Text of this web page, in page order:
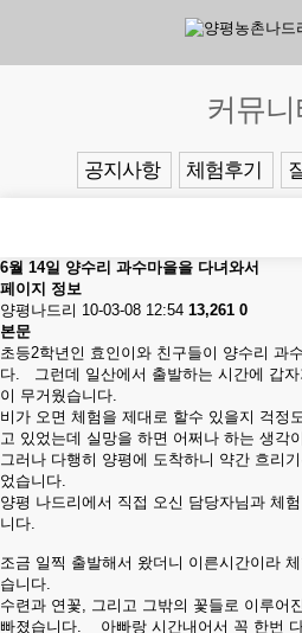
커뮤니
공지사항 체험후기
6월 14일 양수리 과수마을을 다녀와서
페이지 정보
양평나드리 10-03-08 12:54 13,261 0
본문
초등2학년인 효인이와 친구들이 양수리 과
다. 그런데 일산에서 출발하는 시간에 갑
이 무거웠습니다.
비가 오면 체험을 제대로 할수 있을지 걱정
고 있었는데 실망을 하면 어쩌나 하는 생각
그러나 다행히 양평에 도착하니 약간 흐리
었습니다.
양평 나드리에서 직접 오신 담당자님과 체
니다.
조금 일찍 출발해서 왔더니 이른시간이라
습니다.
수련과 연꽃, 그리고 그밖의 꽃들로 이루어
빠졌습니다. 아빠랑 시간내어서 꼭 한번